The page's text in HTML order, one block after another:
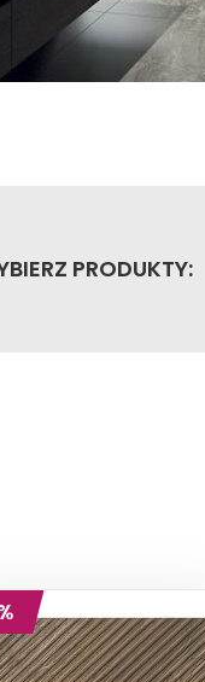
PRODUKTY: